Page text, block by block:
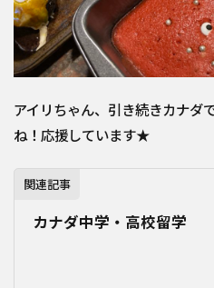
アイリちゃん、引き続きカナダ
ね！応援しています★
関連記事
カナダ中学・高校留学